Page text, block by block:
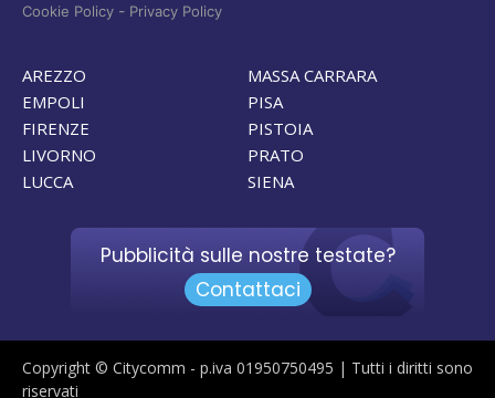
Cookie Policy - Privacy Policy
AREZZO
EMPOLI
FIRENZE
LIVORNO
LUCCA
MASSA CARRARA
PISA
PISTOIA
PRATO
SIENA
Pubblicità sulle nostre testate?
Contattaci
Copyright © Citycomm - p.iva 01950750495 | Tutti i diritti sono
riservati